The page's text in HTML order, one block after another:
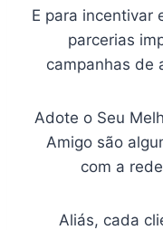
E para incentivar
parcerias
campanhas de
Adote o Seu
Amigo são
com a
Aliás, cada